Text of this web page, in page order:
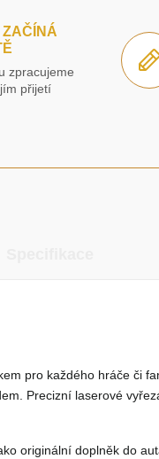
zpracujeme
přijetí
pro každého hráče či
Precizní laserové
originální doplněk do